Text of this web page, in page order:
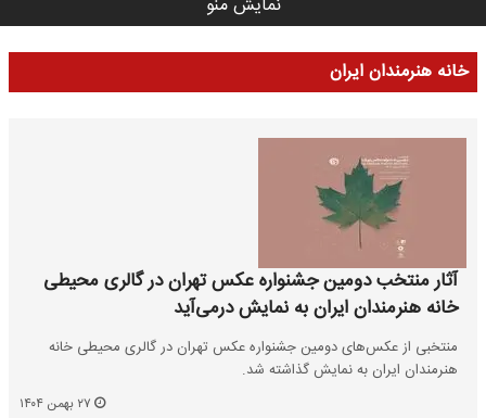
نمایش منو
خانه هنرمندان ایران
آثار منتخب دومین جشنواره عکس تهران در گالری محیطی
خانه هنرمندان ایران به نمایش درمی‌آید
منتخبی از عکس‌های دومین جشنواره عکس تهران در گالری محیطی خانه
هنرمندان ایران به نمایش گذاشته شد.